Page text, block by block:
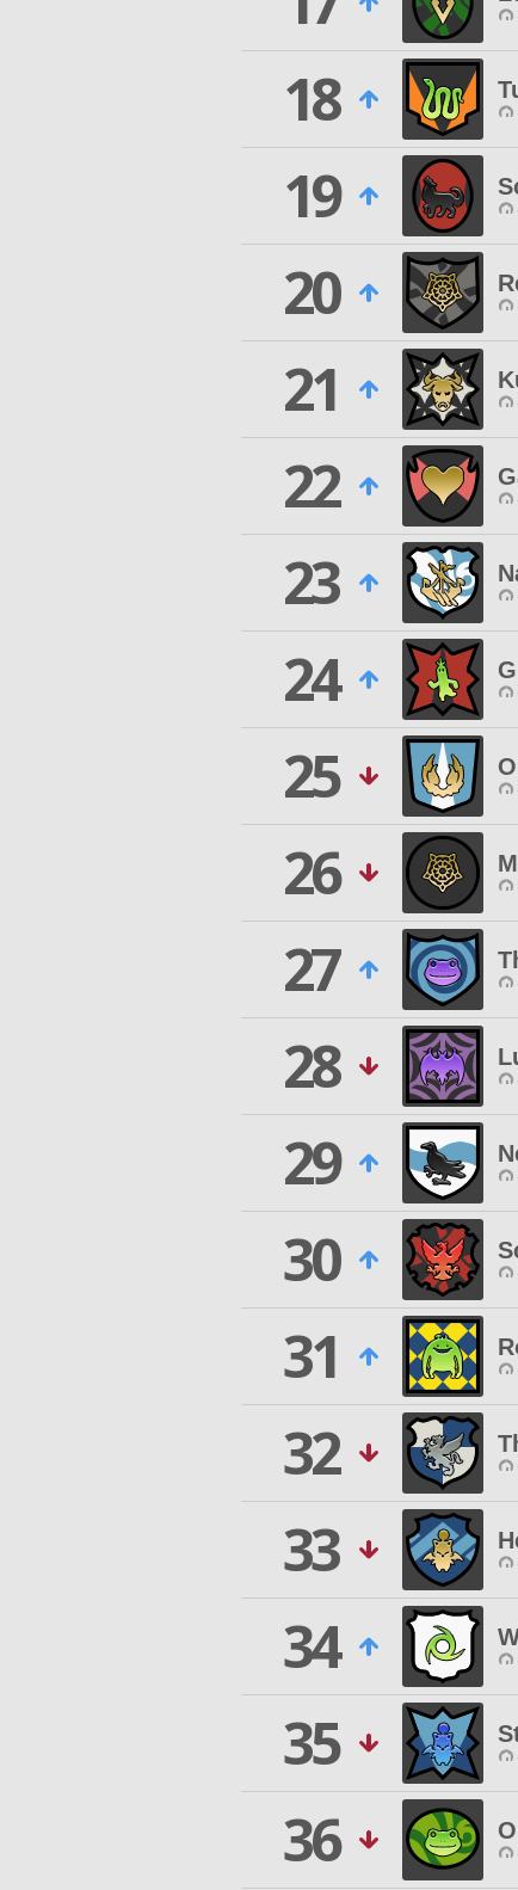
18
19
20
21
22
23
24
25
26
27
28
29
30
31
32
33
34
35
36